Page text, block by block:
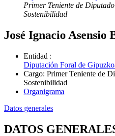
Primer Teniente de
Sostenibilidad
José Ignacio Asensio
Entidad :
Diputación Foral de
Cargo: Primer Teniente de
Sostenibilidad
Organigrama
Datos generales
DATOS